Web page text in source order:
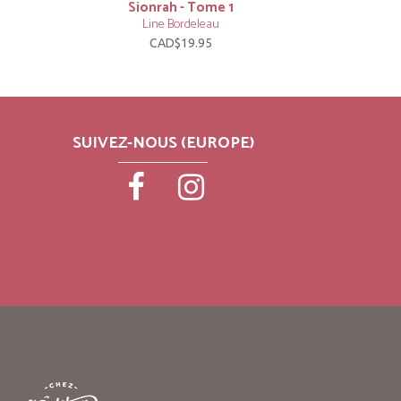
Sionrah - Tome 1
Line Bordeleau
CAD$19.95
SUIVEZ-NOUS (EUROPE)